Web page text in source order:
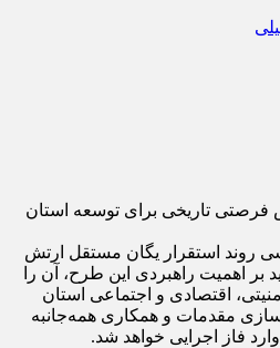
روند استقرار یگان مستقل ارتش
بر اهمیت راهبردی این طرح، آن را
اقتصادی و اجتماعی استان
مقدمات و همکاری همه‌جانبه
فاز اجرایی خواهد شد.